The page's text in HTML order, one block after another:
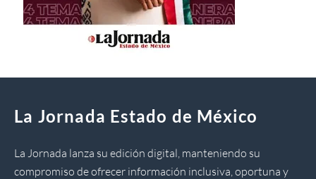
La Jornada Estado de México
La Jornada lanza su edición digital, manteniendo su
compromiso de ofrecer información inclusiva, oportuna y